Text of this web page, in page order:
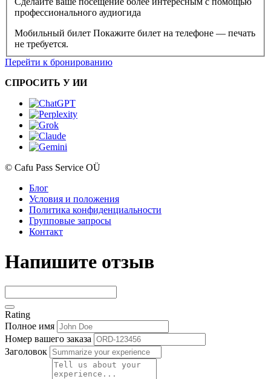
профессионального аудиогида
Мобильный билет Покажите билет на телефоне — печать
не требуется.
Перейти к бронированию
СПРОСИТЬ У ИИ
© Cafu Pass Service OÜ
Блог
Условия и положения
Политика конфиденциальности
Групповые запросы
Контакт
Напишите отзыв
Rating
Полное имя
Номер вашего заказа
Заголовок